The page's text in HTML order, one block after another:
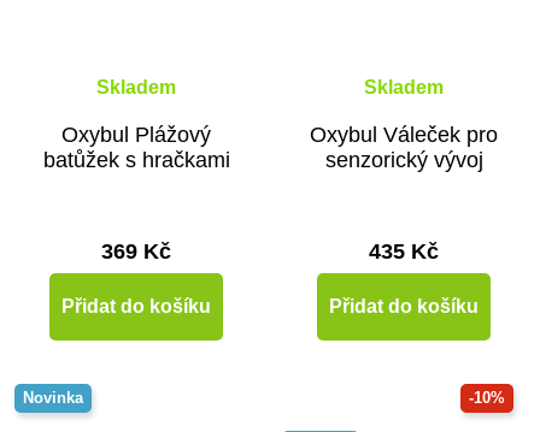
Skladem
Oxybul Plážový
batůžek s hračkami
369 Kč
Přidat do košíku
Skladem
Oxybul Váleček pro
senzorický vývoj
435 Kč
Přidat do košíku
Novinka -10%